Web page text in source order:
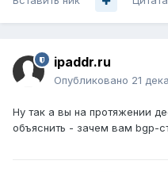
ipaddr.ru
Опубликовано 21
Ну так а вы на протяжении
объяснить - зачем вам bgp-